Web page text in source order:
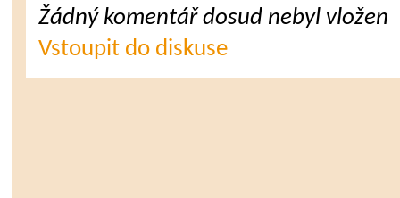
Žádný komentář dosud nebyl vložen
Vstoupit do diskuse